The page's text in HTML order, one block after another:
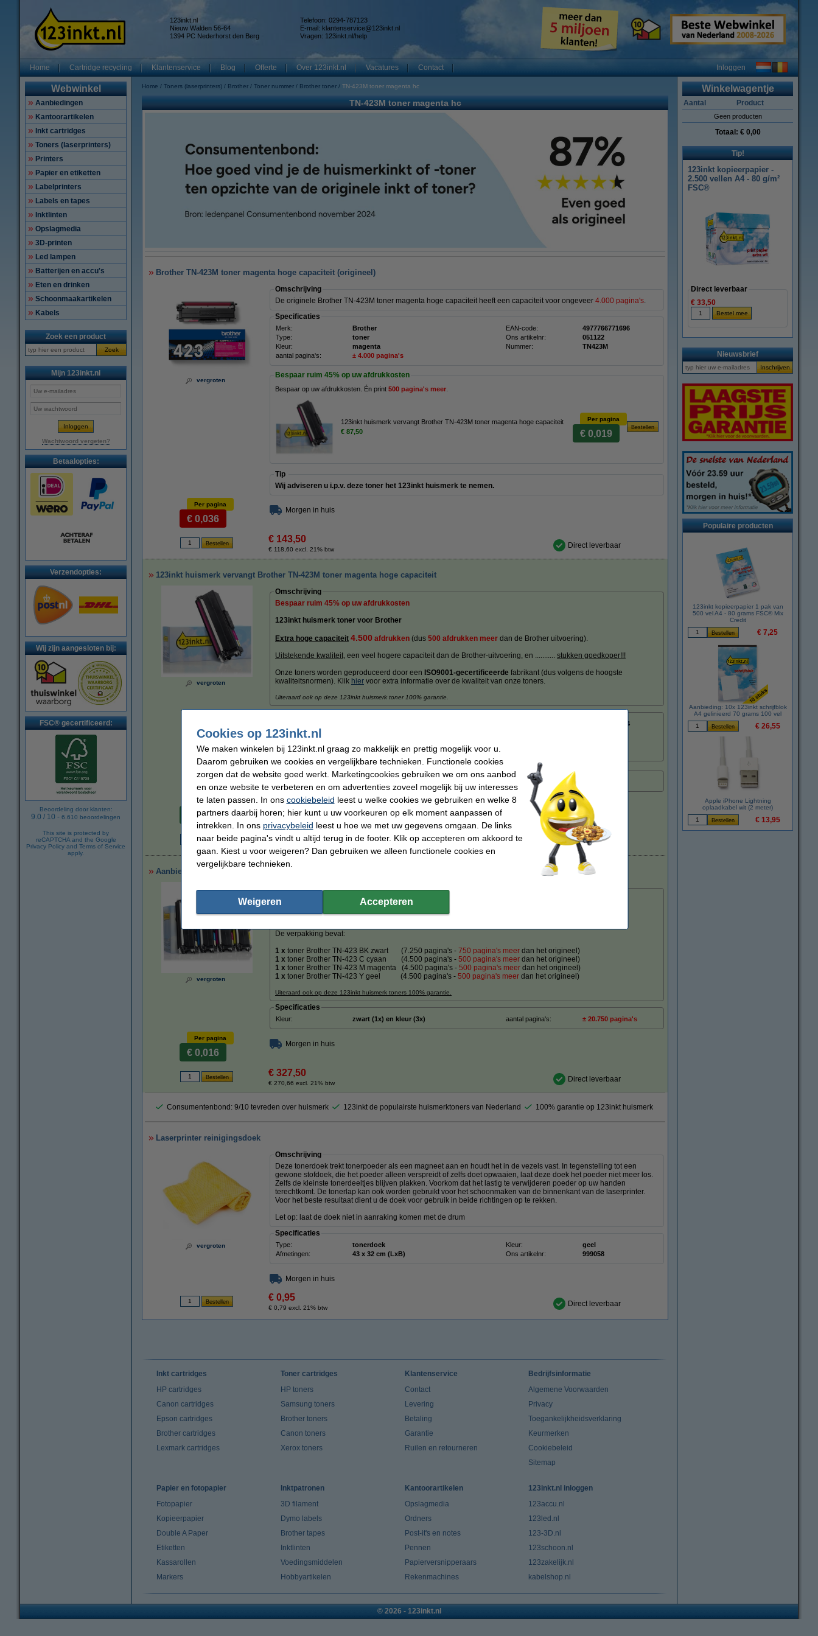
123inkt.nl
Nieuw Walden 56-64
1394 PC Nederhorst den Berg
Telefoon: 0294-787123
E-mail: klantenservice@123inkt.nl
Vragen: 123inkt.nl/help
Home Cartridge recycling Klantenservice Blog Offerte Over 123inkt.nl Vacatures Contact Inloggen
Webwinkel
Aanbiedingen
Kantoorartikelen
Inkt cartridges
Toners (laserprinters)
Printers
Papier en etiketten
Labelprinters
Labels en tapes
Inktlinten
Opslagmedia
3D-printen
Led lampen
Batterijen en accu's
Eten en drinken
Schoonmaakartikelen
Kabels
Zoek een product
Zoek
Mijn 123inkt.nl
Wachtwoord vergeten?
Betaalopties:
Verzendopties:
Wij zijn aangesloten bij:
FSC® gecertificeerd:
Beoordeling door klanten:
9.0 / 10 - 6.610 beoordelingen
This site is protected by
reCAPTCHA and the Google
Privacy Policy and Terms of Service
apply.
Home Toners (laserprinters) Brother Toner nummer Brother toner TN-423M toner magenta hc
TN-423M toner magenta hc
Brother TN-423M toner magenta hoge capaciteit (origineel)
vergroten
Omschrijving
De originele Brother TN-423M toner magenta hoge capaciteit heeft een capaciteit voor ongeveer 4.000 pagina's.
Specificaties
Merk: Brother EAN-code:
4977766771696
Type:
toner Ons artikelnr:
051122
Kleur:
magenta Nummer:
TN423M
aantal pagina's:
± 4.000 pagina's
Bespaar ruim 45% op uw afdrukkosten
Bespaar op uw afdrukkosten. Én print 500 pagina's meer
123inkt huismerk vervangt Brother TN-423M toner magenta hoge capaciteit
€ 87,50
Per pagina
€ 0,019
Tip
Wij adviseren u i.p.v. deze toner het 123inkt huismerk te nemen.
Per pagina
€ 0,036
Morgen in huis
€ 143,50
€ 118,60 excl. 21% btw Direct leverbaar
123inkt huismerk vervangt Brother TN-423M toner magenta hoge capaciteit
vergroten
Omschrijving
Bespaar ruim 45% op uw afdrukkosten
123inkt huismerk toner voor Brother
Extra hoge capaciteit 4.500 afdrukken (dus 500 afdrukken meer dan de Brother uitvoering).
Uitstekende kwaliteit, een veel hogere capaciteit dan de Brother-uitvoering, en ........... stukken goedkoper!!!
Onze toners worden geproduceerd door een ISO9001-gecertificeerde fabrikant (dus volgens de hoogste
kwaliteitsnormen). Klik hier voor extra informatie over de kwaliteit van onze toners.
Uiteraard ook op deze 123inkt huismerk toner 100% garantie.
Specificaties
8718237056814
Type:
aantal pagina's:
± 4.500 pagina's
Tip
Wij adviseren u deze toner (het 123inkt huismerk) te nemen i.p.v. de Brother-uitvoering.
Per pagina
€ 0,019
Morgen in huis
€ 87,50
Direct leverbaar
Aanbieding: 123inkt huismerk vervangt Brother TN-423 BK / C / M / Y zwart + 3 kleuren
vergroten
Omschrijving
Bespaar ruim
op uw afdrukkosten
Met deze aanbieding heeft u direct alle toners in huis om de mooiste afdrukken te maken.
De verpakking bevat:
1 x toner Brother TN-423 BK zwart (7.250 pagina's - 750 pagina's meer dan het origineel)
1 x toner Brother TN-423 C cyaan (4.500 pagina's - 500 pagina's meer dan het origineel)
1 x toner Brother TN-423 M magenta (4.500 pagina's - 500 pagina's meer dan het origineel)
1 x toner Brother TN-423 Y geel (4.500 pagina's - 500 pagina's meer dan het origineel)
Uiteraard ook op deze 123inkt huismerk toners 100% garantie.
Specificaties
Kleur: zwart (1x) en kleur (3x) aantal pagina's: ± 20.750 pagina's
Per pagina
€ 0,016
Morgen in huis
€ 327,50
€ 270,66 excl. 21% btw Direct leverbaar
Consumentenbond: 9/10 tevreden over huismerk 123inkt de populairste huismerktoners van Nederland 100% garantie op 123inkt huismerk
Laserprinter reinigingsdoek
vergroten
Omschrijving
Deze tonerdoek trekt tonerpoeder als een magneet aan en houdt het in de vezels vast. In tegenstelling tot een
gewone stofdoek, die het poeder alleen verspreidt of zelfs doet opwaaien, laat deze doek het poeder niet meer los.
Zelfs de kleinste tonerdeeltjes blijven plakken. Voorkom dat het lastig te verwijderen poeder op uw handen
terechtkomt. De tonerlap kan ook worden gebruikt voor het schoonmaken van de binnenkant van de laserprinter.
Voor het beste resultaat dient u de doek voor gebruik in beide richtingen op te rekken.
Let op: laat de doek niet in aanraking komen met de drum
Specificaties
Type: tonerdoek Kleur:
geel
Afmetingen:
43 x 32 cm (LxB) Ons artikelnr: 999058
Morgen in huis
€ 0,95
€ 0,79 excl. 21% btw Direct leverbaar
Winkelwagentje
Aantal Product
Geen producten
Totaal: € 0,00
Tip!
123inkt kopieerpapier -
2.500 vellen A4 - 80 g/m²
FSC®
Direct leverbaar
€ 33,50
Nieuwsbrief
Populaire producten
123inkt kopieerpapier 1 pak van
500 vel A4 - 80 grams FSC® Mix
Credit
€ 7,25
Aanbieding: 10x 123inkt schrijfblok
A4 gelinieerd 70 grams 100 vel
€ 26,55
Apple iPhone Lightning
oplaadkabel wit (2 meter)
€ 13,95
Inkt cartridges
HP cartridges
Canon cartridges
Epson cartridges
Brother cartridges
Lexmark cartridges
Toner cartridges
HP toners
Samsung toners
Brother toners
Canon toners
Xerox toners
Klantenservice
Contact
Levering
Betaling
Garantie
Ruilen en retourneren
Bedrijfsinformatie
Algemene Voorwaarden
Privacy
Toegankelijkheidsverklaring
Keurmerken
Cookiebeleid
Sitemap
Papier en fotopapier
Fotopapier
Kopieerpapier
Double A Paper
Etiketten
Kassarollen
Markers
Inktpatronen
3D filament
Dymo labels
Brother tapes
Inktlinten
Voedingsmiddelen
Hobbyartikelen
Kantoorartikelen
Opslagmedia
Ordners
Post-it's en notes
Pennen
Papierversnipperaars
Rekenmachines
123inkt.nl inloggen
123accu.nl
123led.nl
123-3D.nl
123schoon.nl
123zakelijk.nl
kabelshop.nl
© 2026 - 123inkt.nl
Cookies op 123inkt.nl
We maken winkelen bij 123inkt.nl graag zo makkelijk en prettig mogelijk voor u.
Daarom gebruiken we cookies en vergelijkbare technieken. Functionele cookies
zorgen dat de website goed werkt. Marketingcookies gebruiken we om ons aanbod
en onze website te verbeteren en om advertenties zoveel mogelijk bij uw interesses
te laten passen. In ons cookiebeleid leest u welke cookies we gebruiken en welke 8
partners daarbij horen; hier kunt u uw voorkeuren op elk moment aanpassen of
intrekken. In ons privacybeleid leest u hoe we met uw gegevens omgaan. De links
naar beide pagina's vindt u altijd terug in de footer. Klik op accepteren om akkoord te
gaan. Kiest u voor weigeren? Dan gebruiken we alleen functionele cookies en
vergelijkbare technieken.
Weigeren Accepteren